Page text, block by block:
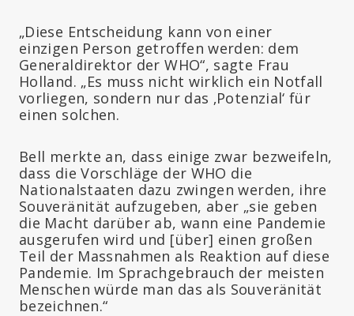
„Diese Entscheidung kann von einer
einzigen Person getroffen werden: dem
Generaldirektor der WHO“, sagte Frau
Holland. „Es muss nicht wirklich ein Notfall
vorliegen, sondern nur das ‚Potenzial‘ für
einen solchen.
Bell merkte an, dass einige zwar bezweifeln,
dass die Vorschläge der WHO die
Nationalstaaten dazu zwingen werden, ihre
Souveränität aufzugeben, aber „sie geben
die Macht darüber ab, wann eine Pandemie
ausgerufen wird und [über] einen großen
Teil der Massnahmen als Reaktion auf diese
Pandemie. Im Sprachgebrauch der meisten
Menschen würde man das als Souveränität
bezeichnen.“